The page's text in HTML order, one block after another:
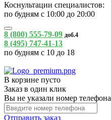
Коснультации специалистов:
по будням с 10:00 до 20:00
8 (800) 555-79-09 доб.4
8 (495) 747-41-13
по будням с 10 до 18
В корзине пусто
Заказ в один клик
Вы не указали номер телефона
Отправить заказ